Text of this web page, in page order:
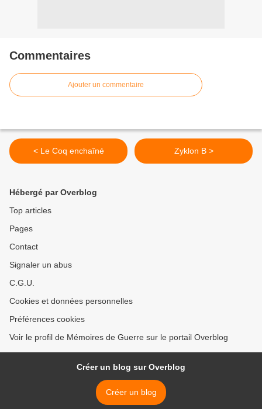
Commentaires
Ajouter un commentaire
< Le Coq enchaîné Zyklon B >
Hébergé par Overblog
Top articles
Pages
Contact
Signaler un abus
C.G.U.
Cookies et données personnelles
Préférences cookies
Voir le profil de Mémoires de Guerre sur le portail Overblog
Créer un blog sur Overblog
Créer un blog